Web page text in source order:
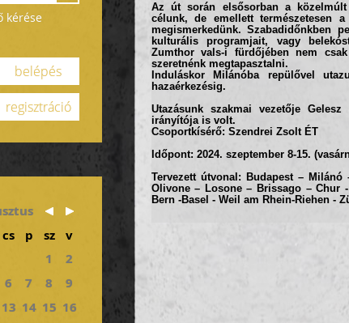
kérése
belépés
regisztráció
cs p sz
v
1
2
6 7 8
9
13 14 15 16
Az út során elsősorban a
célunk, de emellett természetesen
megismerkedünk. Szabadidőnkben
kulturális programjait, vagy
Zumthor vals-i fürdőjében nem
szeretnénk megtapasztalni.
Induláskor Milánóba repülővel
hazaérkezésig.
Utazásunk szakmai vezetője Gelesz
irányítója is volt.
Csoportkísérő: Szendrei Zsolt ÉT
Időpont: 2024. szeptember 8-15.
Tervezett útvonal: Budapest – Milánó
Olivone – Losone – Brissago – Chur
Bern -Basel - Weil am Rhein-Riehen -
Az út során az alábbi alkotások
Milano
Gallaratese Quarter
Bocconi University Building
Doppelturnhalle
Solduno
Fondazione Marguerite